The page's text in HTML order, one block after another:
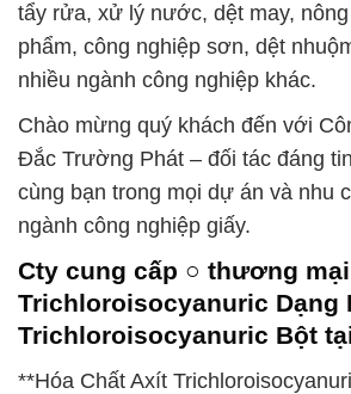
tẩy rửa, xử lý nước, dệt may,
phẩm, công nghiệp sơn, dệt
nhiều ngành công nghiệp khác.
Chào mừng quý khách đến với
Đắc Trường Phát – đối tác đáng
cùng bạn trong mọi dự án và nhu
ngành công nghiệp giấy.
Cty cung cấp ○ thương
Trichloroisocyanuric Dạng
Trichloroisocyanuric Bột
**Hóa Chất Axít